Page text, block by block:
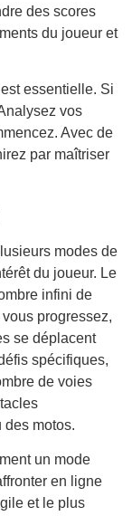
des scores
du joueur et
essentielle. Si
vos
Avec de
par maîtriser
modes de
du joueur. Le
infini de
progressez,
se déplacent
spécifiques,
de voies
des motos.
un mode
en ligne
et le plus